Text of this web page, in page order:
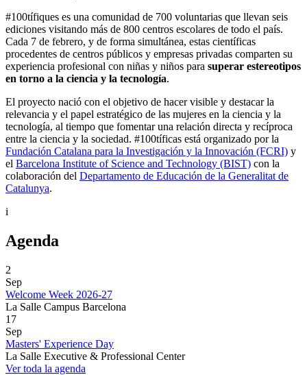
#100tífiques es una comunidad de 700 voluntarias que llevan seis
ediciones visitando más de 800 centros escolares de todo el país.
Cada 7 de febrero, y de forma simultánea, estas científicas
procedentes de centros públicos y empresas privadas comparten su
experiencia profesional con niñas y niños para superar estereotipos
en torno a la ciencia y la tecnología.
El proyecto nació con el objetivo de hacer visible y destacar la
relevancia y el papel estratégico de las mujeres en la ciencia y la
tecnología, al tiempo que fomentar una relación directa y recíproca
entre la ciencia y la sociedad. #100tíficas está organizado por la
Fundación Catalana para la Investigación y la Innovación (FCRI) y
el Barcelona Institute of Science and Technology (BIST) con la
colaboración del Departamento de Educación de la Generalitat de
Catalunya.
i
Agenda
2
Sep
Welcome Week 2026-27
La Salle Campus Barcelona
17
Sep
Masters' Experience Day
La Salle Executive & Professional Center
Ver toda la agenda